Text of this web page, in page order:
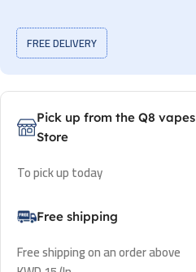
FREE DELIVERY
Pick up from the Q8 vapes
Store
To pick up today
Free shipping
Free shipping on an order above